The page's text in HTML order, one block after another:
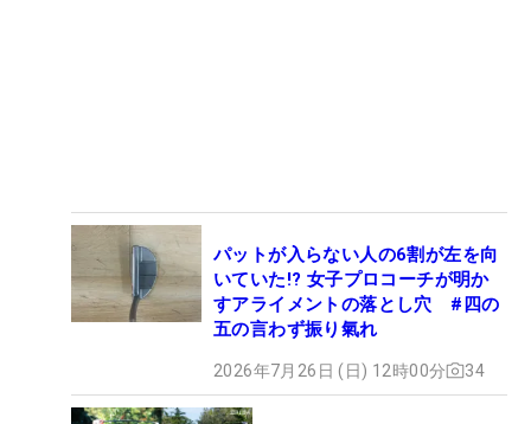
パットが入らない人の6割が左を向
いていた!? 女子プロコーチが明か
すアライメントの落とし穴 #四の
五の言わず振り氣れ
2026年7月26日 (日) 12時00分 34